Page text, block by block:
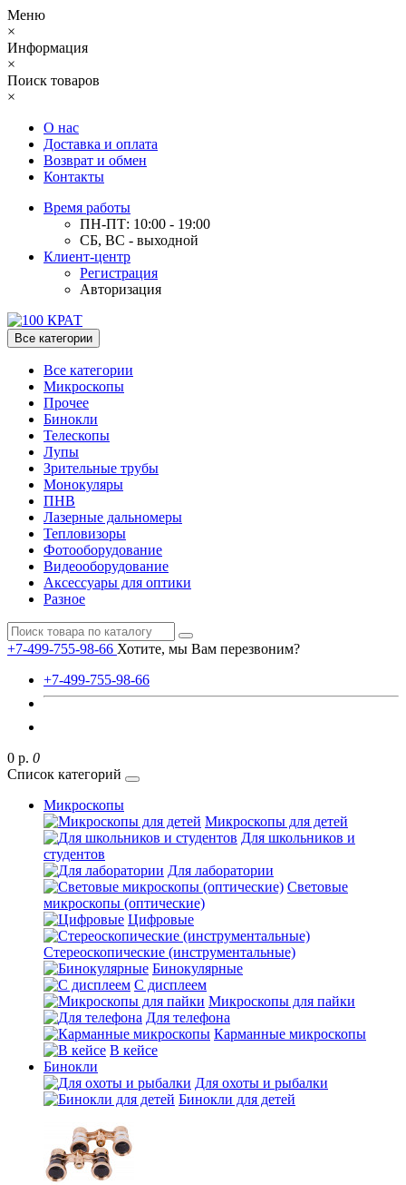
Меню
×
Информация
×
Поиск товаров
×
О нас
Доставка и оплата
Возврат и обмен
Контакты
Время работы
ПН-ПТ: 10:00 - 19:00
СБ, ВС - выходной
Клиент-центр
Регистрация
Авторизация
Все категории
Все категории
Микроскопы
Прочее
Бинокли
Телескопы
Лупы
Зрительные трубы
Монокуляры
ПНВ
Лазерные дальномеры
Тепловизоры
Фотооборудование
Видеооборудование
Аксессуары для оптики
Разное
+7-499-755-98-66 Хотите, мы Вам перезвоним?
+7-499-755-98-66
0 р. 0
Список категорий
Микроскопы
Микроскопы для детей
Для школьников и
студентов
Для лаборатории
Световые
микроскопы (оптические)
Цифровые
Стереоскопические (инструментальные)
Бинокулярные
С дисплеем
Микроскопы для пайки
Для телефона
Карманные микроскопы
В кейсе
Бинокли
Для охоты и рыбалки
Бинокли для детей